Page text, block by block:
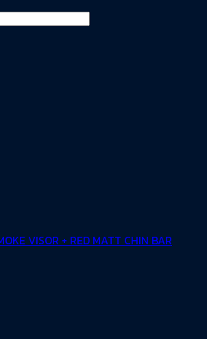
VISOR + RED MATT CHIN BAR